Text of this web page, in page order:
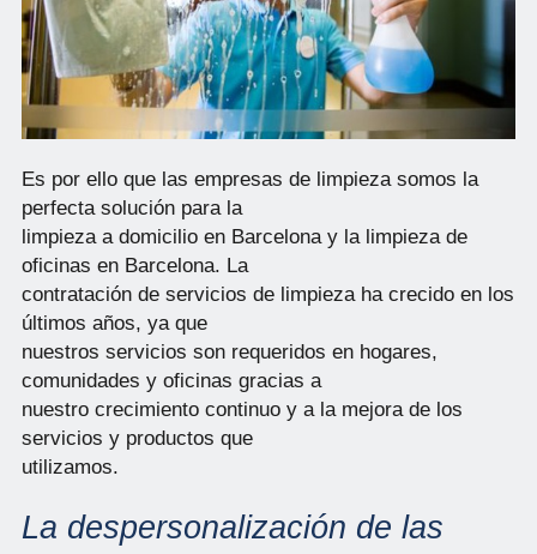
Es por ello que las empresas de limpieza somos la
perfecta solución para la
limpieza a domicilio en Barcelona y la limpieza de
oficinas en Barcelona. La
contratación de servicios de limpieza ha crecido en los
últimos años, ya que
nuestros servicios son requeridos en hogares,
comunidades y oficinas gracias a
nuestro crecimiento continuo y a la mejora de los
servicios y productos que
utilizamos.
La despersonalización de las